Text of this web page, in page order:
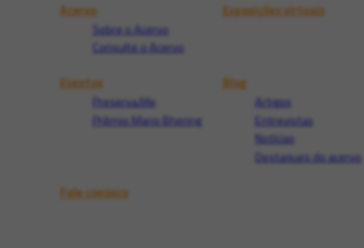
Acervo
Sobre o Acervo
Consulte o Acervo
Exposições virtuais
Eventos
Preserva.Me
Prêmio Mario Bhering
Blog
Artigos
Entrevistas
Notícias
Destaques do acervo
Fale conosco